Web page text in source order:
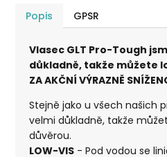
Popis GPSR
Vlasec GLT Pro-Tough
důkladně, takže můžete
ZA AKČNÍ VÝRAZNĚ
Stejně jako u všech našich
velmi důkladně, takže
důvěrou.
LOW-VIS - Pod vodou se